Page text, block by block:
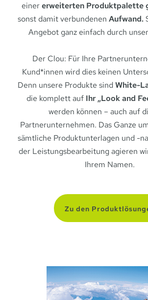
einererweiterten Produktpalette
sonst damit verbundenen Aufwand.
Angebot ganz einfach durch
Der Clou: Für Ihre
Kund*innen wird dies keinen
Denn unsere Produkte sind White-
die komplett auf Ihr „Look and
werden können – auch auf
Partnerunternehmen. Das Ganze
sämtliche Produktunterlagen und -
der Leistungsbearbeitung agieren
Ihrem Namen.
Zu den